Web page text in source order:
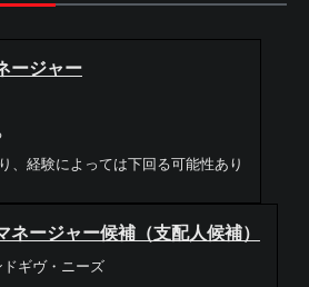
ージャー
、経験によっては下回る可能性あり
ネージャー候補（支配人候補）
ギヴ・ニーズ